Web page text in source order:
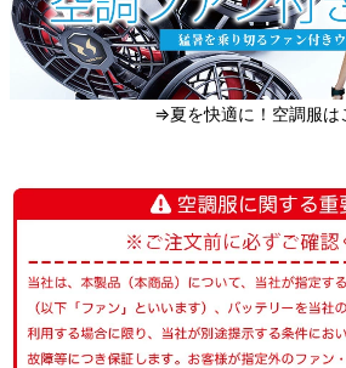
⇒夏を快適に！空調服は